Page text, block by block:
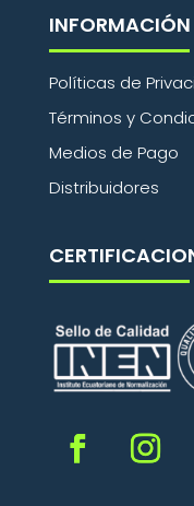
INFORMACIÓN
Políticas de
Términos y
Medios de Pago
Distribuidores